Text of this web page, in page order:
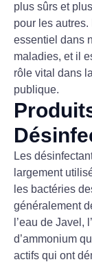
plus sûrs et
pour les autres.
essentiel dans
maladies, et il
rôle vital dans
publique.
Les
largement
les bactéries
généralement
l’eau de Javel,
d’ammonium
actifs qui ont